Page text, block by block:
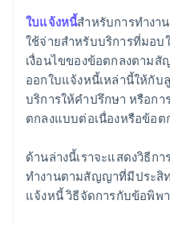
หากมีการปรับเปลี่ยนเกิด
ในวันที่ตกลงกันตามสัญญ
ตรวจสอบคำผิด
สม่ำเสมอในเรื่องเวลา
พิจารณาใช้ซอฟต์แวร์ออ
กลับไปทบทวนสัญญา
แสดงความโปร่งใสโดยใ
เจรจาปรับยอด
บันทึกข้อมูลทั้งหมดในเอก
เสนอแผนการชำระเงิน ห
ใบแจ้งหนี้สำหรับการทำงา
ใช้จ่ายสำหรับบริการที่มอ
เงื่อนไขของข้อตกลงตามสั
ออกใบแจ้งหนี้เหล่านี้ให้กับ
บริการให้คำปรึกษา หรือก
ตกลงแบบต่อเนื่องหรือข้อต
ด้านล่างนี้เราจะแสดงวิธีก
ทำงานตามสัญญาที่มีประสิ
แจ้งหนี้ วิธีจัดการกับข้อพิพ